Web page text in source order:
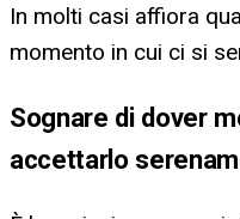
In molti casi affiora
momento in cui ci si
Sognare di dover
accettarlo